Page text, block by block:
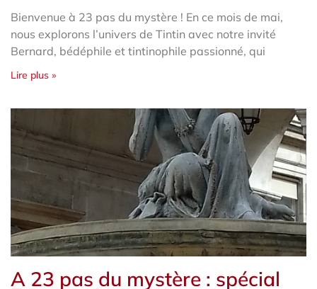
Bienvenue à 23 pas du mystère ! En ce mois de mai,
nous explorons l’univers de Tintin avec notre invité
Bernard, bédéphile et tintinophile passionné, qui
Lire plus »
A 23 pas du mystère : spécial